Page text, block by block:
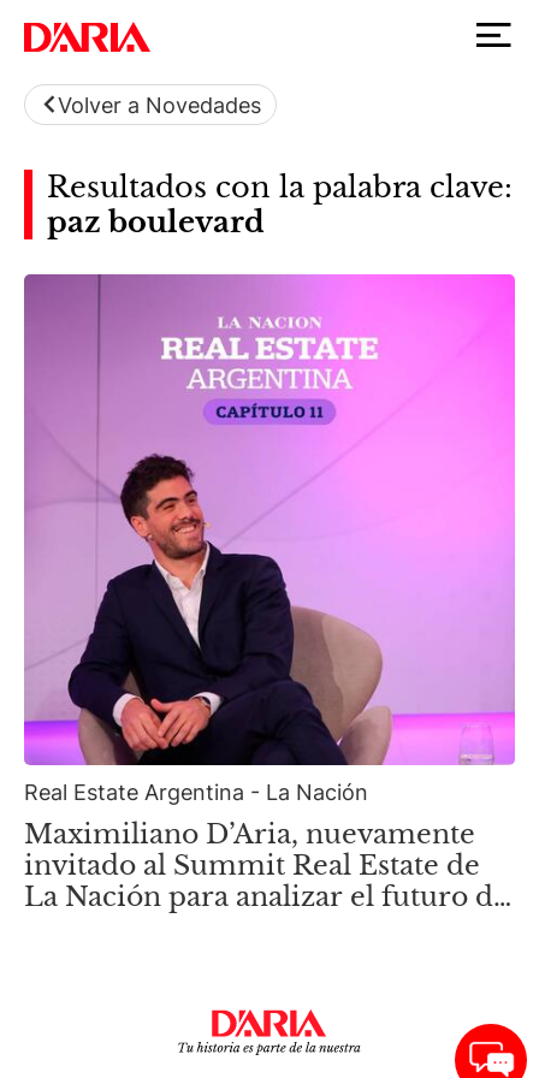
Volver a Novedades
Resultados con la palabra clave:
paz boulevard
Real Estate Argentina - La Nación
Maximiliano D’Aria, nuevamente
invitado al Summit Real Estate de
La Nación para analizar el futuro de